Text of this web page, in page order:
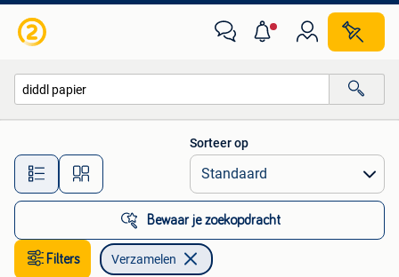
Alle afstanden…
Sorteer op
Bewaar je zoekopdracht
Filters Verzamelen